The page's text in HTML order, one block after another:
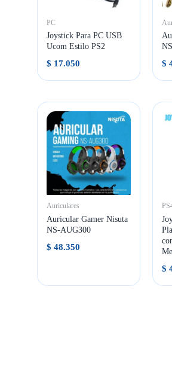
PC
Joystick Para PC USB
Ucom Estilo PS2
$ 17.050 $
Auriculares
Auricular Gamer Nisuta
NS-AUG300
$ 48.350
$